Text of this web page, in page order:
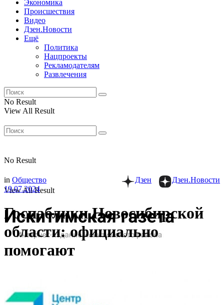
Экономика
Происшествия
Видео
Дзен.Новости
Ещё
Политика
Нацпроекты
Рекламодателям
Развлечения
No Result
View All Result
No Result
View All Result
Дзен.Новости
Дзен
in Общество
19.07.2024
Госпаблики Новосибирской
области: официально
помогают